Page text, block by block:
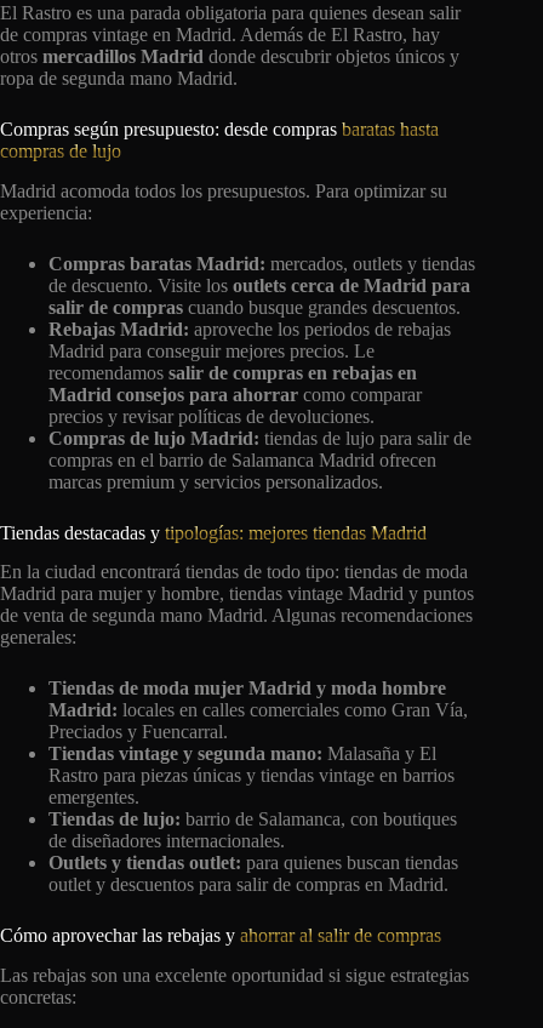
El Rastro es una parada obligatoria para quienes desean salir
de compras vintage en Madrid. Además de El Rastro, hay
otros mercadillos Madrid donde descubrir objetos únicos y
ropa de segunda mano Madrid.
Compras según presupuesto: desde compras baratas hasta
compras de lujo
Madrid acomoda todos los presupuestos. Para optimizar su
experiencia:
Compras baratas Madrid: mercados, outlets y tiendas
de descuento. Visite los outlets cerca de Madrid para
salir de compras cuando busque grandes descuentos.
Rebajas Madrid: aproveche los periodos de rebajas
Madrid para conseguir mejores precios. Le
recomendamos salir de compras en rebajas en
Madrid consejos para ahorrar como comparar
precios y revisar políticas de devoluciones.
Compras de lujo Madrid: tiendas de lujo para salir de
compras en el barrio de Salamanca Madrid ofrecen
marcas premium y servicios personalizados.
Tiendas destacadas y tipologías: mejores tiendas Madrid
En la ciudad encontrará tiendas de todo tipo: tiendas de moda
Madrid para mujer y hombre, tiendas vintage Madrid y puntos
de venta de segunda mano Madrid. Algunas recomendaciones
generales:
Tiendas de moda mujer Madrid y moda hombre
Madrid: locales en calles comerciales como Gran Vía,
Preciados y Fuencarral.
Tiendas vintage y segunda mano: Malasaña y El
Rastro para piezas únicas y tiendas vintage en barrios
emergentes.
Tiendas de lujo: barrio de Salamanca, con boutiques
de diseñadores internacionales.
Outlets y tiendas outlet: para quienes buscan tiendas
outlet y descuentos para salir de compras en Madrid.
Cómo aprovechar las rebajas y ahorrar al salir de compras
Las rebajas son una excelente oportunidad si sigue estrategias
concretas: